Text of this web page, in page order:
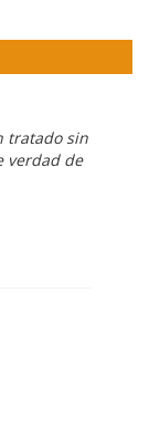
tratado sin
verdad de